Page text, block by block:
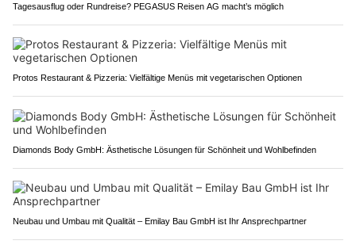
Tagesausflug oder Rundreise? PEGASUS Reisen AG macht’s möglich
Protos Restaurant & Pizzeria: Vielfältige Menüs mit vegetarischen Optionen
Diamonds Body GmbH: Ästhetische Lösungen für Schönheit und Wohlbefinden
Neubau und Umbau mit Qualität – Emilay Bau GmbH ist Ihr Ansprechpartner